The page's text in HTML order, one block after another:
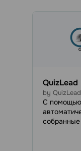
QuizLead
by QuizLead
С